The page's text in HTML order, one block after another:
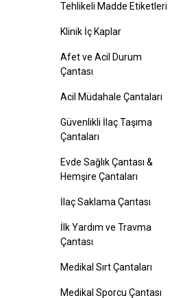
Tehlikeli Madde Etiketleri
Klinik İç Kaplar
Afet ve Acil Durum
Çantası
Acil Müdahale Çantaları
Güvenlikli İlaç Taşıma
Çantaları
Evde Sağlık Çantası &
Hemşire Çantaları
İlaç Saklama Çantası
İlk Yardım ve Travma
Çantası
Medikal Sırt Çantaları
Medikal Sporcu Çantası